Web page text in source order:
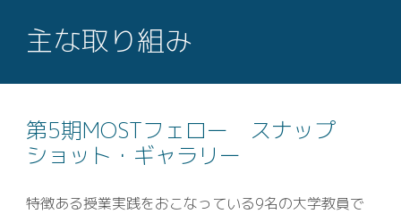
主な取り組み
第5期MOSTフェロー スナップ
ショット・ギャラリー
特徴ある授業実践をおこなっている9名の大学教員で